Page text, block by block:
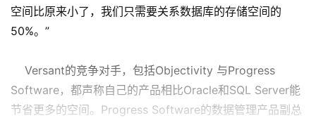
空间比原来小了，我们只需要关系数据库的存储空间的
50%。”
Versant的竞争对手，包括Objectivity 与Progress
Software，都声称自己的产品相比Oracle和SQL Server能
节省更多的空间。Progress Software的数据管理产品副总